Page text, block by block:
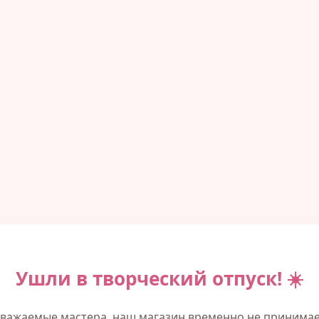
Ушли в творческий отпуск! ☀️